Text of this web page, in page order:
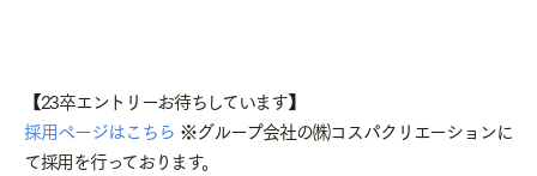
【23卒エントリーお待ちしています】
採用ページはこちら ※グループ会社の㈱コスパクリエーションに
て採用を行っております。